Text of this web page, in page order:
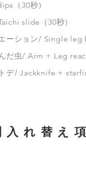
（30秒）
slide（30秒）
ーション/ Single
だ虫/ Arm + Leg
デ/ Jackknife +
入れ替え